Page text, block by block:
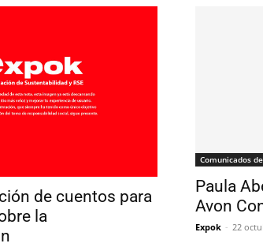
de cuentos para
la
Comunicados
Paula
Avon
Expok - 22